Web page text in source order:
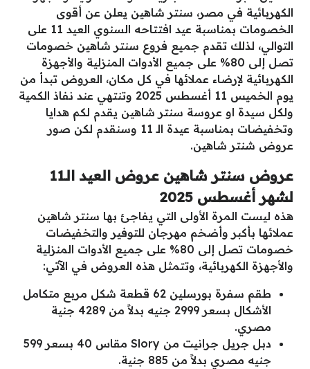
الكهربائية في مصر، سنتر شاهين يعلن عن أقوى
الخصومات بمناسبة عيد افتتاحه السنوي العيد 11 على
التوالي، لذلك تقدم جميع فروع سنتر شاهين خصومات
تصل إلى 80% على جميع الأدوات المنزلية والأجهزة
الكهربائية لإرضاء عملائها في كل مكان، العروض تبدأ من
يوم الخميس 11 أغسطس 2025 وتنتهي عند نفاذ الكمية
ولكل سيدة او عروسة سنتر شاهين يقدم لكم هدايا
وتخفيضات بمناسبة عيدة الـ 11 وسنقدم لكن صور
عروض شنتر شاهين.
عروض سنتر شاهين عروض العيد الـ11
لشهر أغسطس 2025
هذه ليست المرة الأولى التي يفاجئ بها سنتر شاهين
عملائها بأكبر وأضخم مهرجان للتوفير والتخفيضات
خصومات تصل إلى 80% على جميع الأدوات المنزلية
والأجهزة الكهربائية، وتتمثل هذه العروض في الآتي:
طقم سفرة بورسلين 62 قطعة شكل مربع متكامل
الأشكال بسعر 2999 جنيه بدلاً من 4289 جنية
مصري.
دبل جريل جرانيت من Slory مقاس 40 بسعر 599
جنيه مصري بدلاً من 885 جنية.